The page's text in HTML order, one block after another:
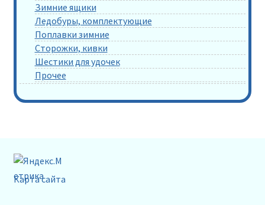
Зимние ящики
Ледобуры, комплектующие
Поплавки зимние
Сторожки, кивки
Шестики для удочек
Прочее
Карта сайта